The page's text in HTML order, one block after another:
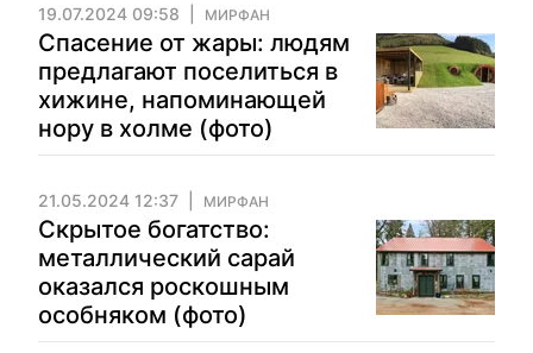
19.07.2024 09:58 МИРФАН
Спасение от жары: людям
предлагают поселиться в
хижине, напоминающей
нору в холме (фото)
21.05.2024 12:37 МИРФАН
Скрытое богатство:
металлический сарай
оказался роскошным
особняком (фото)